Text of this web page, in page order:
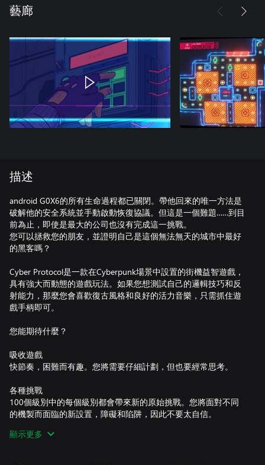
藝廊
描述
android G0X6的所有生命過程都已關閉。帶他回來的唯一方法是
破解他的安全系統並手動啟動恢復協議。但這是一個難題……到目
前為止，即使是最大的公司也沒有完成這一挑戰。
您可以拯救您的朋友，並證明自己是這個無法無天的城市中最好
的黑客嗎？
Cyber​​ Protocol是一款在Cyber​​punk場景中設置的街機益智遊戲，
具有強大而動態的遊戲玩法。如果您想測試自己的邏輯技巧和反
射能力，那麼您會喜歡復古風格和良好的活力音樂，只需抓住遊
戲手柄即可。
您能期待什麼？
吸收遊戲
快節奏，困難而有趣。您將需要仔細計劃，但也要經常思考。
各種挑戰
100個級別中的每個級別都會帶來新的原始挑戰。您將面對不同
的機製而面臨的新設置，障礙和陷阱，因此不要太自信。
難度：超過9000
顯示更多